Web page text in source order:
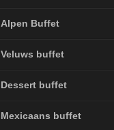
Alpen Buffet
Veluws buffet
Dessert buffet
Mexicaans buffet